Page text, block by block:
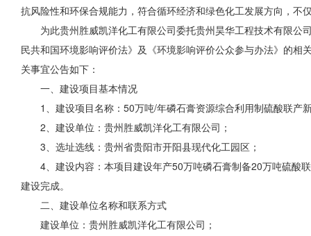
抗风险性和环保合规能力，符合循环经济和绿色化工发展方向，
为此贵州胜威凯洋化工有限公司委托贵州昊华工程技术有限公
民共和国环境影响评价法》及《环境影响评价公众参与办法》的相
关事宜公告如下：
一、建设项目基本情况
1、建设项目名称：50万吨/年磷石膏资源综合利用制硫酸联产
2、建设单位：贵州胜威凯洋化工有限公司；
3、选址选线：贵州省贵阳市开阳县现代化工园区；
4、建设内容：本项目建设年产50万吨磷石膏制备20万吨硫酸
建设完成。
二、建设单位名称和联系方式
建设单位：贵州胜威凯洋化工有限公司；